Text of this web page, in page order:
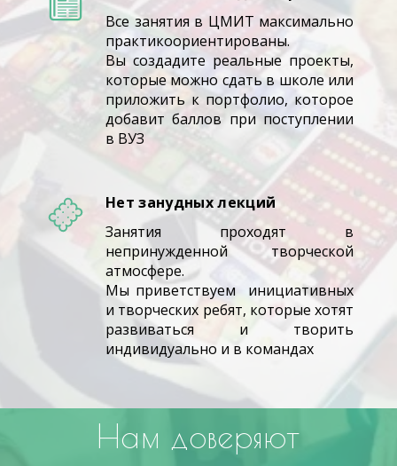
Все занятия в ЦМИТ максимально
практикоориентированы.
Вы создадите реальные проекты,
которые можно сдать в школе или
приложить к портфолио, которое
добавит баллов при поступлении
в ВУЗ
Нет занудных лекций
Занятия проходят в
непринужденной творческой
атмосфере.
Мы приветствуем инициативных
и творческих ребят, которые хотят
развиваться и творить
индивидуально и в командах
Нам доверяют